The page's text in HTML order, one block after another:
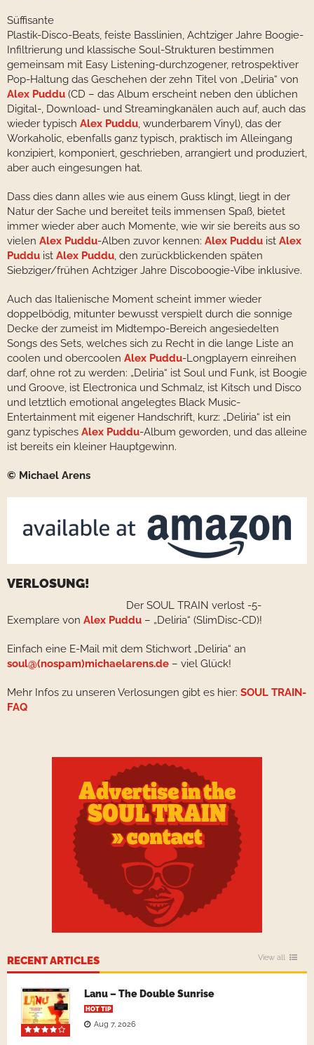
Süffisante
Plastik-Disco-Beats, feiste Basslinien, Achtziger Jahre Boogie-
Infiltrierung und klassische Soul-Strukturen bestimmen
gemeinsam mit Easy Listening-durchzogener, retrospektiver
Pop-Haltung das Geschehen der zehn Titel von „Deliria“ von
Alex Puddu (CD – das Album erscheint neben den üblichen
Digital-, Download- und Streamingkanälen auch auf, auch das
wieder typisch Alex Puddu, wunderbarem Vinyl), das der
Workaholic, ebenfalls ganz typisch, praktisch im Alleingang
konzipiert, komponiert, geschrieben, arrangiert und produziert,
aber auch eingesungen hat.
Dass dies dann alles wie aus einem Guss klingt, liegt in der
Natur der Sache und bereitet teils immensen Spaß, bietet
immer wieder aber auch Momente, wie wir sie bereits aus so
vielen Alex Puddu-Alben zuvor kennen: Alex Puddu ist Alex
Puddu ist Alex Puddu, den zurückblickenden späten
Siebziger/frühen Achtziger Jahre Discoboogie-Vibe inklusive.
Auch das Italienische Moment scheint immer wieder
doppelbödig, mitunter bewusst verspielt durch die sonnige
Decke der zumeist im Midtempo-Bereich angesiedelten
Songs des Sets, welches sich zu Recht in die lange Liste an
coolen und obercoolen Alex Puddu-Longplayern einreihen
darf, ohne rot zu werden: „Deliria“ ist Soul und Funk, ist Boogie
und Groove, ist Electronica und Schmalz, ist Kitsch und Disco
und letztlich emotional angelegtes Black Music-
Entertainment mit eigener Handschrift, kurz: „Deliria“ ist ein
ganz typisches Alex Puddu-Album geworden, und das alleine
ist bereits ein kleiner Hauptgewinn.
© Michael Arens
VERLOSUNG!
Der SOUL TRAIN verlost -5-
Exemplare von Alex Puddu – „Deliria“ (SlimDisc-CD)!
Einfach eine E-Mail mit dem Stichwort „Deliria“ an
soul@(nospam)michaelarens.de – viel Glück!
Mehr Infos zu unseren Verlosungen gibt es hier: SOUL TRAIN-
FAQ
RECENT ARTICLES View all
Lanu – The Double Sunrise
HOT TIP
Aug 7, 2026